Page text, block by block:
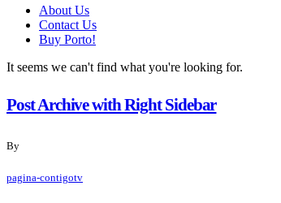
About Us
Contact Us
Buy Porto!
It seems we can't find what you're looking for.
Post Archive with Right Sidebar
By
pagina-contigotv